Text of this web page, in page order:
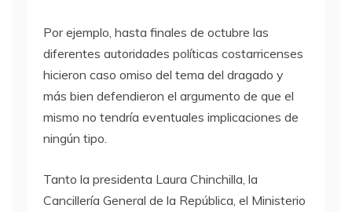
Por ejemplo, hasta finales de octubre las
diferentes autoridades políticas costarricenses
hicieron caso omiso del tema del dragado y
más bien defendieron el argumento de que el
mismo no tendría eventuales implicaciones de
ningún tipo.
Tanto la presidenta Laura Chinchilla, la
Cancillería General de la República, el Ministerio